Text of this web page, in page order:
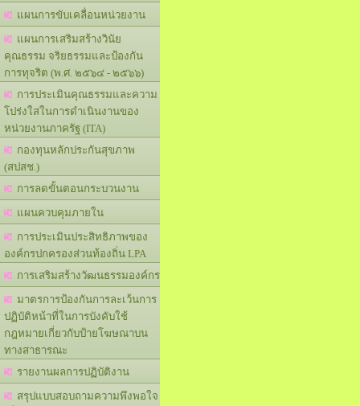
แผนการขับเคลื่อนหน่วยงาน
แผนการเสริมสร้างวินัย
คุณธรรม จริยธรรมและป้องกัน
การทุจริต (พ.ศ. ๒๕๖๔ - ๒๕๖๖)
การประเมินคุณธรรมและความ
โปร่งใสในการดำเนินงานของ
หน่วยงานภาครัฐ (ITA)
กองทุนหลักประกันสุขภาพ
(สปสช.)
การลดขั้นตอนกระบวนงาน
แผนควบคุมภายใน
การประเมินประสิทธิภาพของ
องค์กรปกครองส่วนท้องถิ่น LPA
การเสริมสร้างวัฒนธรรมองค์กร
มาตรการป้องกันการละเว้นการ
ปฏิบัติหน้าที่ในการบังคับใช้
กฎหมายเกี่ยวกับป้ายโฆษณาบน
ทางสาธารณะ
รายงานผลการปฏิบัติงาน
สรุปแบบสอบถามความพึงพอใจ